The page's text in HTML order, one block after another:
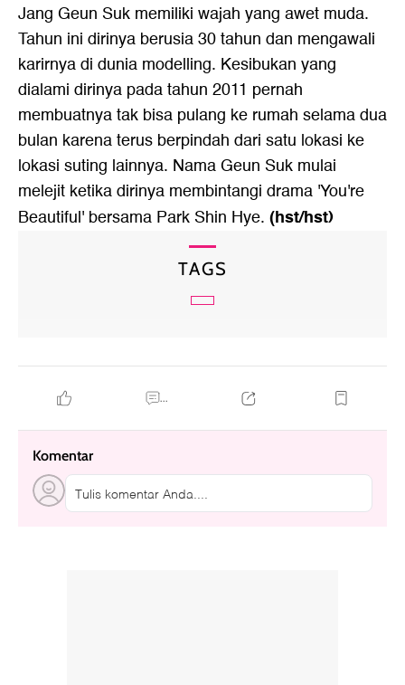
Jang Geun Suk memiliki wajah yang awet muda.
Tahun ini dirinya berusia 30 tahun dan mengawali
karirnya di dunia modelling. Kesibukan yang
dialami dirinya pada tahun 2011 pernah
membuatnya tak bisa pulang ke rumah selama dua
bulan karena terus berpindah dari satu lokasi ke
lokasi suting lainnya. Nama Geun Suk mulai
melejit ketika dirinya membintangi drama 'You're
Beautiful' bersama Park Shin Hye. (hst/hst)
TAGS
...
Komentar
Tulis komentar Anda....